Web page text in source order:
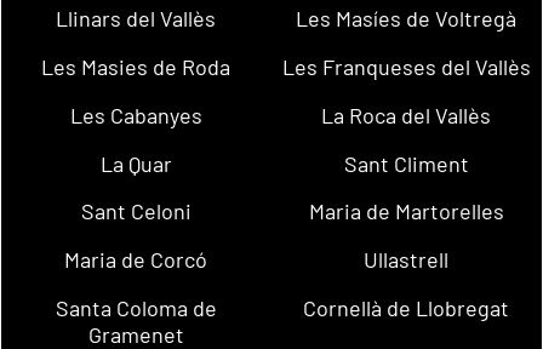
Llinars del Vallès
Les Masíes de Voltregà
Les Masies de Roda
Les Franqueses del Vallès
Les Cabanyes
La Roca del Vallès
La Quar
Sant Climent
Sant Celoni
Maria de Martorelles
Maria de Corcó
Ullastrell
Santa Coloma de
Gramenet
Cornellà de Llobregat